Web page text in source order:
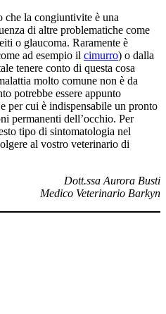
che la congiuntivite è una
di altre problematiche come
o glaucoma. Raramente è
ad esempio il cimurro) o dalla
tenere conto di questa cosa
molto comune non è da
potrebbe essere appunto
per cui è indispensabile un pronto
permanenti dell’occhio. Per
tipo di sintomatologia nel
al vostro veterinario di
Dott.ssa Aurora Busti
Medico Veterinario Barkyn